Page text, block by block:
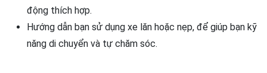
động thích hợp.
Hướng dẫn bạn sử dụng xe lăn hoặc nẹp, để giúp bạn kỹ
năng di chuyển và tự chăm sóc.